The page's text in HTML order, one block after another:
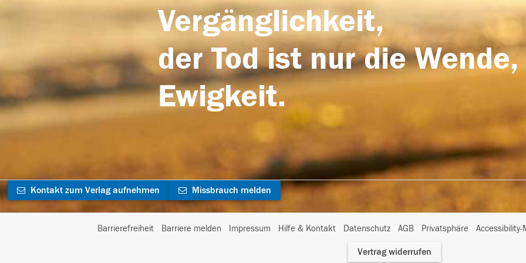
Vergänglichkeit,
der Tod ist nur die
Ewigkeit.
Kontakt zum Verlag aufnehmen Missbrauch melden
Barrierefreiheit Barriere melden Impressum Hilfe & Kontakt Datenschutz AGB Privatsphäre
I
Vertrag widerrufen